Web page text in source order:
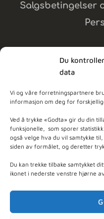
Du
data
Vi og våre forretningspartnere
informasjon om deg for
Ved å trykke «Godta» gir du din
funksjonelle, som sporer
også velge hva du vil samtykke
siden av formålet, og deretter
Du kan trekke tilbake samtykket
ikonet i nederste venstre hjørne
Salgsbetingelser
MELD
- Basert på103anmeldelser